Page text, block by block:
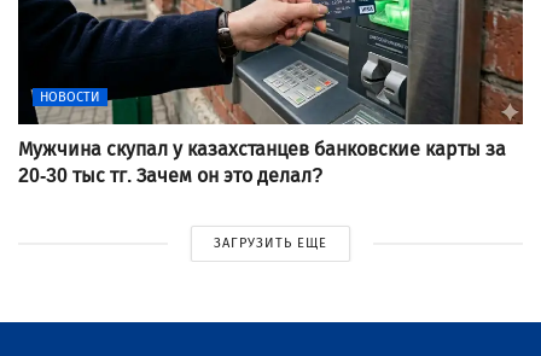
НОВОСТИ
Мужчина скупал у казахстанцев банковские карты за
20-30 тыс тг. Зачем он это делал?
ЗАГРУЗИТЬ ЕЩЕ